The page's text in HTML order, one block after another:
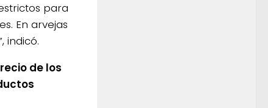
para
En arvejas
indicó.
de los